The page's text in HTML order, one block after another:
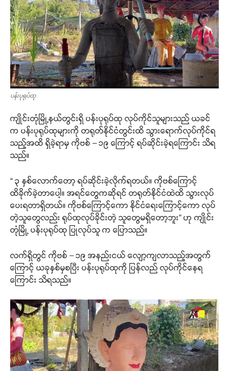
ပန်းပုရုပ်ထု
ကျိုင်းတုံမြို့နယ်တွင်းရှိ ပန်းပုရုပ်ထု လုပ်ကိုင်သူများသည် ယခင်
က ပန်းပုရုပ်ထုများကို တရုတ်နိုင်ငံတွင်းထိ သွားရောက်လုပ်ကိုင်ရ
သည့်အထိ ရှိခဲ့ရာမှ ကိုဗစ် – ၁၉ ကြောင့် ရပ်ဆိုင်းခဲ့ရကြောင်း သိရ
သည်။
“ ၃ နှစ်လောက်တော့ ရပ်ဆိုင်းခဲ့လိုက်ရတယ်။ ကိုဗစ်ကြောင့်
ထိခိုက်ခဲ့တာပေါ့။ အရင်တွေကဆိုရင် တရုတ်နိုင်ငံထဲထိ သွားလုပ်
ပေးရတာရှိတယ်။ ကိုဗစ်ကြောင့်ကော နိုင်ငံရေးကြောင့်ကော လုပ်
တဲ့သူတွေလည်း ရုပ်ထုလုပ်ခိုင်းတဲ့ သူတွေမရှိတော့ဘူး” ဟု ကျိုင်း
တုံမြို့ ပန်းပုရုပ်ထု ပြုလုပ်သူ က ပြောသည်။
လက်ရှိတွင် ကိုဗစ် – ၁၉ အနည်းငယ် လျော့ကျလာသည့်အတွက်
ကြောင့် ယခုနှစ်မှစပြီး ပန်းပုရုပ်ထုကို ပြန်လည် လုပ်ကိုင်နေရ
ကြောင်း သိရသည်။